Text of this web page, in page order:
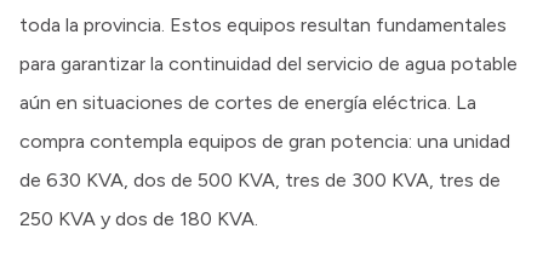
toda la provincia. Estos equipos resultan fundamentales
para garantizar la continuidad del servicio de agua potable
aún en situaciones de cortes de energía eléctrica. La
compra contempla equipos de gran potencia: una unidad
de 630 KVA, dos de 500 KVA, tres de 300 KVA, tres de
250 KVA y dos de 180 KVA.